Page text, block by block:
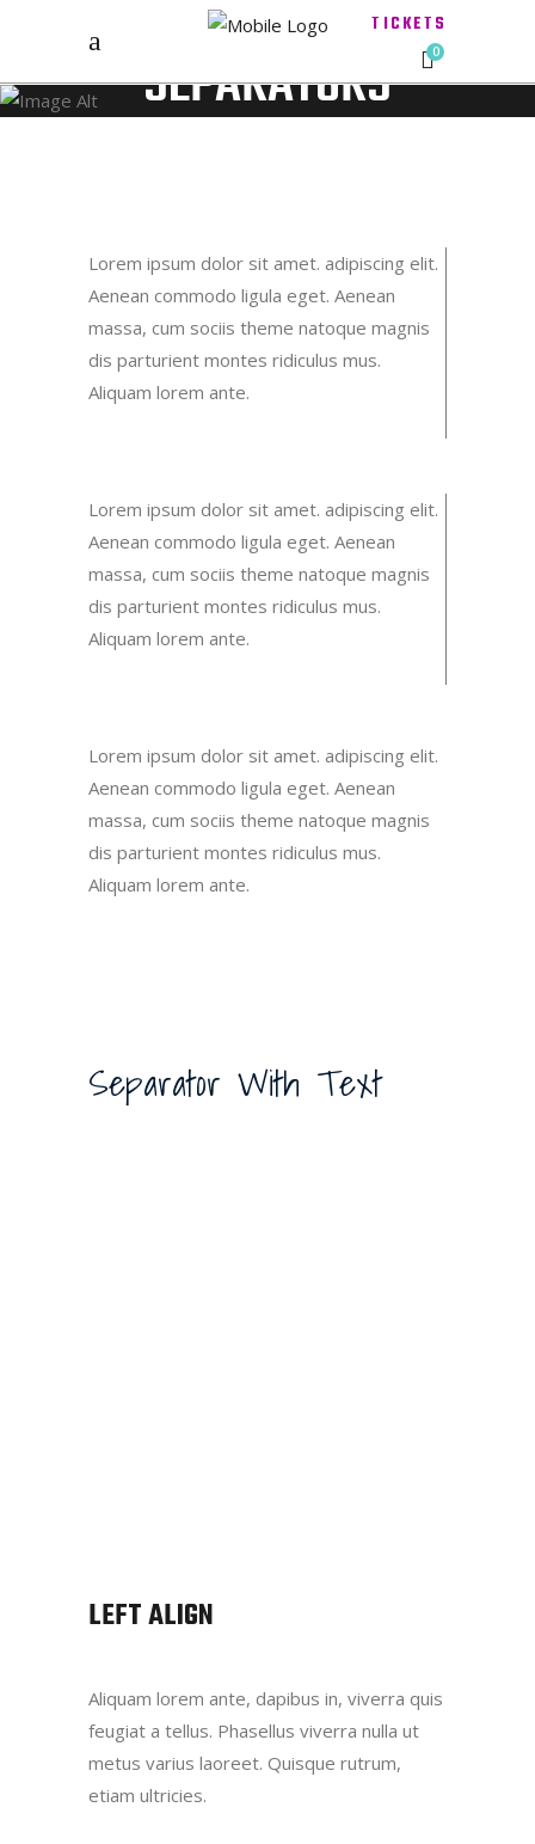
TICKETS
0
SEPARATORS
Lorem ipsum dolor sit amet. adipiscing elit.
Aenean commodo ligula eget. Aenean
massa, cum sociis theme natoque magnis
dis parturient montes ridiculus mus.
Aliquam lorem ante.
Lorem ipsum dolor sit amet. adipiscing elit.
Aenean commodo ligula eget. Aenean
massa, cum sociis theme natoque magnis
dis parturient montes ridiculus mus.
Aliquam lorem ante.
Lorem ipsum dolor sit amet. adipiscing elit.
Aenean commodo ligula eget. Aenean
massa, cum sociis theme natoque magnis
dis parturient montes ridiculus mus.
Aliquam lorem ante.
Separator With Text
LEFT ALIGN
Aliquam lorem ante, dapibus in, viverra quis
feugiat a tellus. Phasellus viverra nulla ut
metus varius laoreet. Quisque rutrum,
etiam ultricies.